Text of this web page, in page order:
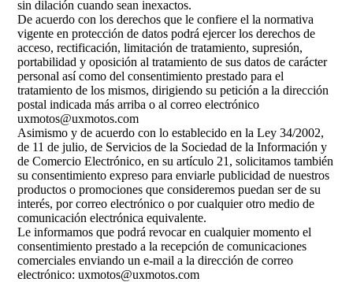
sin dilación cuando sean inexactos.
De acuerdo con los derechos que le confiere el la normativa
vigente en protección de datos podrá ejercer los derechos de
acceso, rectificación, limitación de tratamiento, supresión,
portabilidad y oposición al tratamiento de sus datos de carácter
personal así como del consentimiento prestado para el
tratamiento de los mismos, dirigiendo su petición a la dirección
postal indicada más arriba o al correo electrónico
uxmotos@uxmotos.com
Asimismo y de acuerdo con lo establecido en la Ley 34/2002,
de 11 de julio, de Servicios de la Sociedad de la Información y
de Comercio Electrónico, en su artículo 21, solicitamos también
su consentimiento expreso para enviarle publicidad de nuestros
productos o promociones que consideremos puedan ser de su
interés, por correo electrónico o por cualquier otro medio de
comunicación electrónica equivalente.
Le informamos que podrá revocar en cualquier momento el
consentimiento prestado a la recepción de comunicaciones
comerciales enviando un e-mail a la dirección de correo
electrónico: uxmotos@uxmotos.com